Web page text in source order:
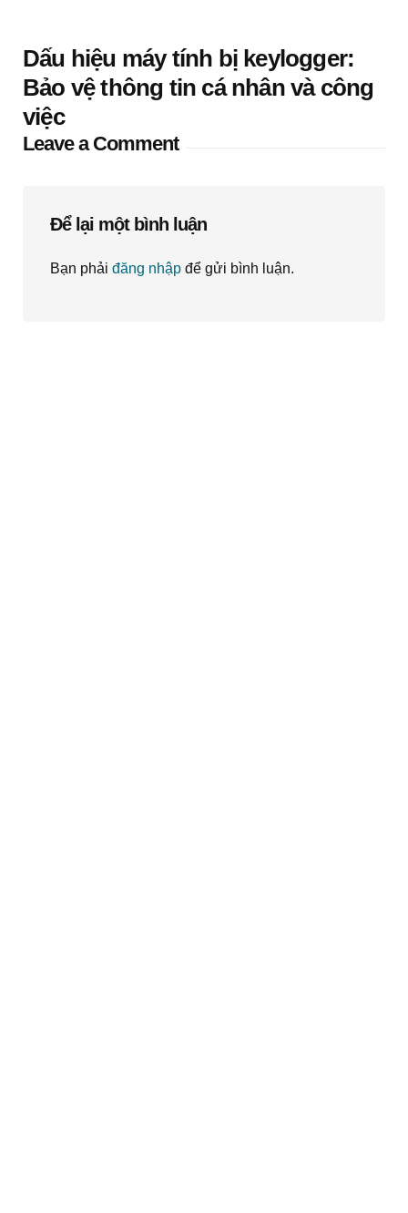
Dấu hiệu máy tính bị keylogger:
Bảo vệ thông tin cá nhân và công
việc
Leave a Comment
Để lại một bình luận
Bạn phải đăng nhập để gửi bình luận.